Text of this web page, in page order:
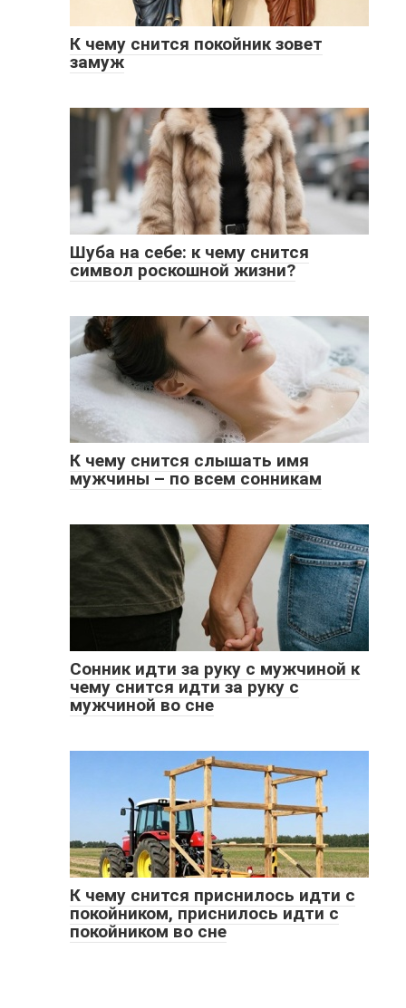
К чему снится покойник зовет
замуж
Шуба на себе: к чему снится
символ роскошной жизни?
К чему снится слышать имя
мужчины – по всем сонникам
Сонник идти за руку с мужчиной к
чему снится идти за руку с
мужчиной во сне
К чему снится приснилось идти с
покойником, приснилось идти с
покойником во сне